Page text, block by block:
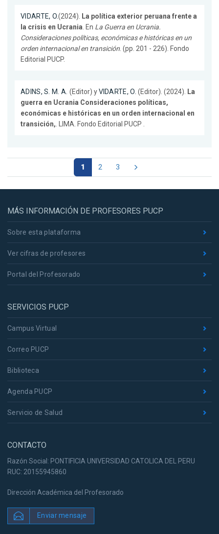
VIDARTE, O.(2024). La política exterior peruana frente a
la crisis en Ucrania. En La Guerra en Ucrania.
Consideraciones políticas, económicas e históricas en un
orden internacional en transición. (pp. 201 - 226). Fondo
Editorial PUCP.
ADINS, S. M. A. (Editor) yVIDARTE, O. (Editor). (2024). La
guerra en Ucrania Consideraciones políticas,
económicas e históricas en un orden internacional en
transición,. LIMA. Fondo Editorial PUCP .
1 2 3
MÁS INFORMACIÓN DE PROFESORES PUCP
Sobre esta plataforma
Ver cifras de profesores
Portal del Profesorado
SERVICIOS PUCP
Campus Virtual
Correo PUCP
Biblioteca
Agenda PUCP
Servicio de Salud
CONTACTO
Razón Social: PONTIFICIA UNIVERSIDAD CATOLICA DEL PERU
RUC: 20155945860
Dirección Académica del Profesorado
Enviar mensaje